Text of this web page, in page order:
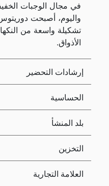
واليوم، أصبحت
تشكيلة واسعة من
الأذواق.
إرشادات التحضير
الحساسية
بلد المنشأ
التخزين
العلامة التجارية